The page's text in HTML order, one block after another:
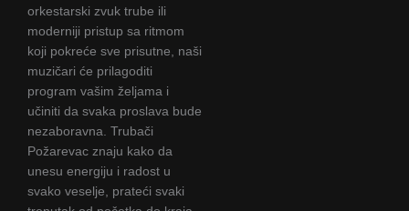
orkestarski zvuk trube ili
moderniji pristup sa ritmom
koji pokreće sve prisutne, naši
muzičari će prilagoditi
program vašim željama i
učiniti da svaka proslava bude
nezaboravna. Trubači
Požarevac znaju kako da
unesu energiju i radost u
svako veselje, prateći svaki